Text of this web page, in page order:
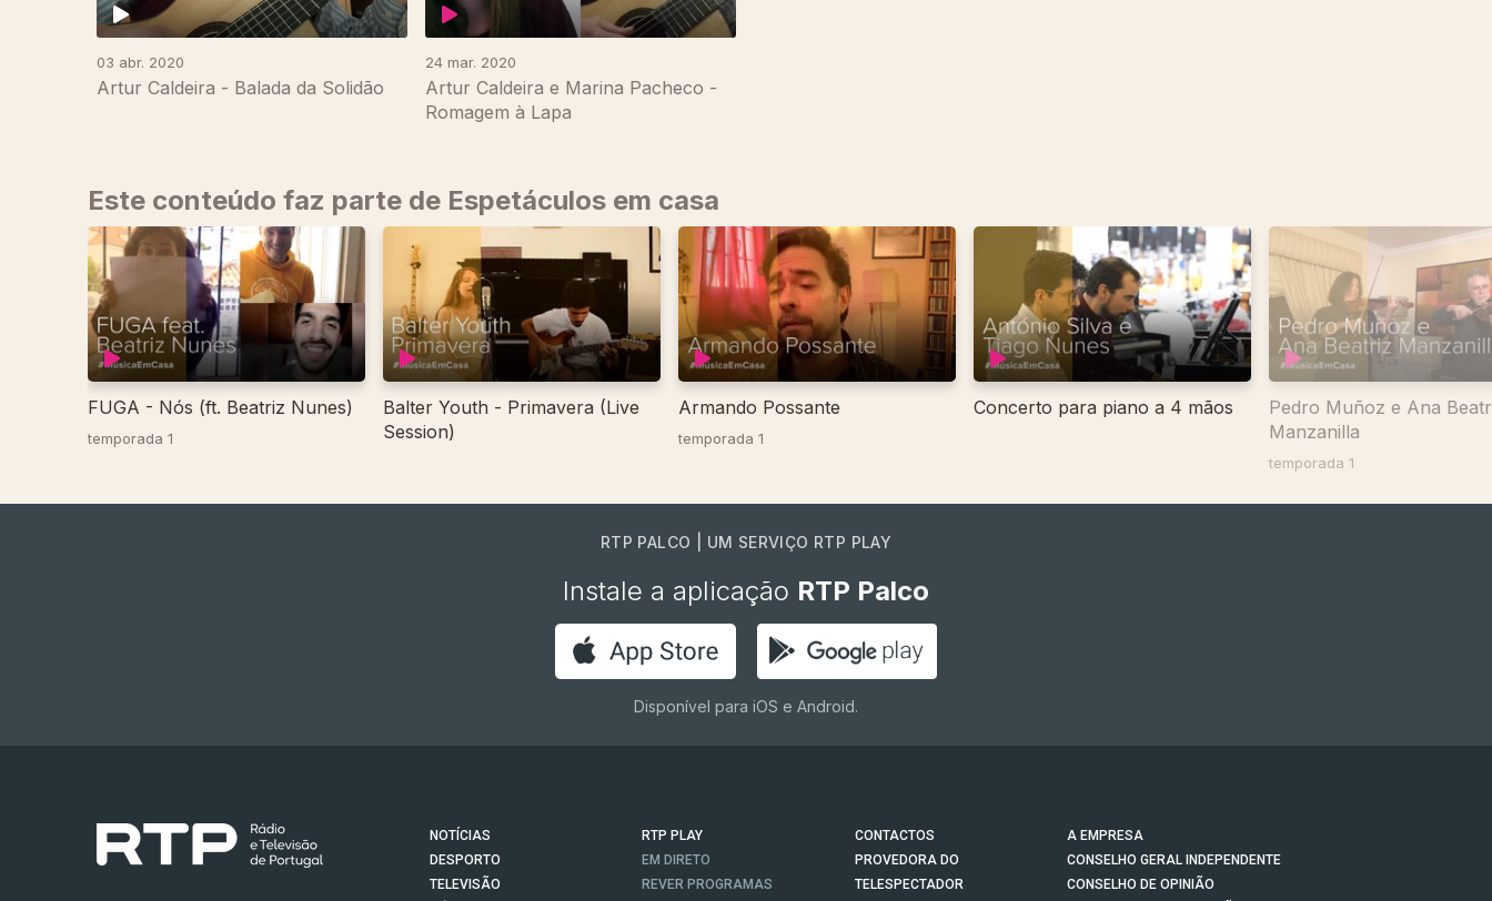
03 abr. 2020
Artur Caldeira - Balada da Solidão
24 mar. 2020
Artur Caldeira e Marina Pacheco -
Romagem à Lapa
Este conteúdo faz parte de Espetáculos em casa
FUGA - Nós (ft. Beatriz Nunes)
temporada 1
Balter Youth - Primavera (Live
Session)
Armando Possante
temporada 1
Concerto para piano a 4 mãos
Pedro Muñoz e Ana
Manzanilla
temporada 1
RTP PALCO | UM SERVIÇO RTP PLAY
Instale a aplicação RTP Palco
Disponível para iOS e Android.
NOTÍCIAS
DESPORTO
TELEVISÃO
RTP PLAY
EM DIRETO
REVER PROGRAMAS
CONTACTOS
PROVEDORA DO
TELESPECTADOR
A EMPRESA
CONSELHO GERAL INDEPENDENTE
CONSELHO DE OPINIÃO